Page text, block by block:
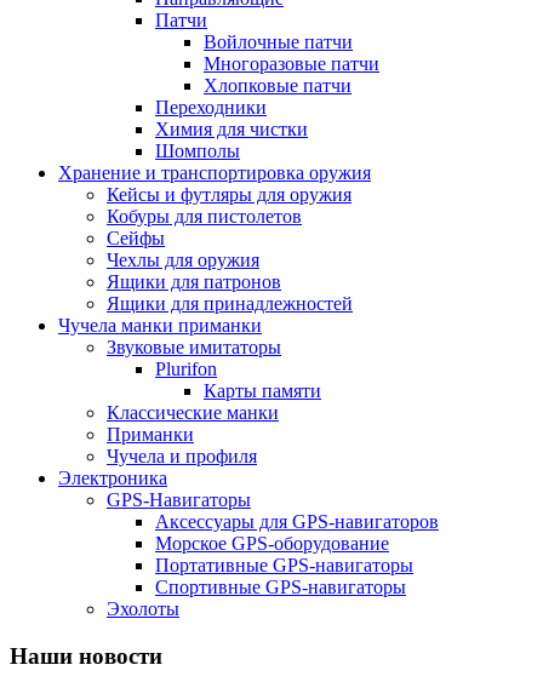
Патчи
Войлочные патчи
Многоразовые патчи
Хлопковые патчи
Переходники
Химия для чистки
Шомполы
Хранение и транспортировка оружия
Кейсы и футляры для оружия
Кобуры для пистолетов
Сейфы
Чехлы для оружия
Ящики для патронов
Ящики для принадлежностей
Чучела манки приманки
Звуковые имитаторы
Plurifon
Карты памяти
Классические манки
Приманки
Чучела и профиля
Электроника
GPS-Навигаторы
Аксессуары для GPS-навигаторов
Морское GPS-оборудование
Портативные GPS-навигаторы
Спортивные GPS-навигаторы
Эхолоты
Наши новости